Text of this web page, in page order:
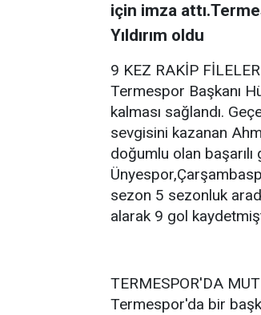
için imza
Yıldırım oldu
9 KEZ RAKİP
Termespor Başkanı
kalması sağlandı.
sevgisini kazanan
doğumlu olan
sezon 5 sezonluk
alarak 9 gol
TERMESPOR'DA
Termespor'da bir